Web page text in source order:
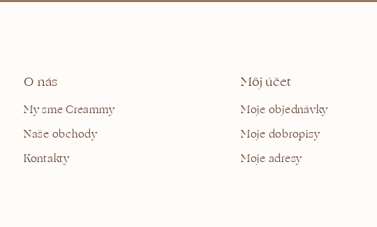
O nás
My sme Creammy
Naše obchody
Kontakty
Môj účet
Moje objednávky
Moje dobropisy
Moje adresy